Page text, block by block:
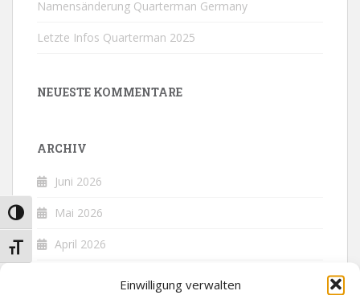
Einwilligung verwalten
UMSCHALTEN AUF HOHE KONTRASTE
SCHRIFT VERGRÖSSERN
Namensänderung Quarterman Germany
Letzte Infos Quarterman 2025
NEUESTE KOMMENTARE
ARCHIV
Juni 2026
Mai 2026
April 2026